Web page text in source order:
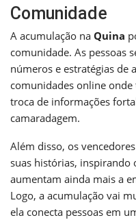
Comunidade
A acumulação na Quina
comunidade. As pessoas
números e estratégias de
comunidades online onde
troca de informações
camaradagem.
Além disso, os
suas histórias, inspirando
aumentam ainda mais a
Logo, a acumulação vai
ela conecta pessoas em